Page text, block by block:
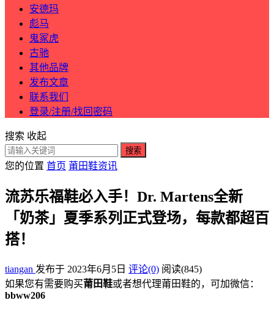
安德玛
彪马
鬼冢虎
古驰
其他品牌
发布文章
联系我们
登录/注册/找回密码
搜索 收起
搜索
您的位置 首页 莆田鞋资讯
流苏乐福鞋必入手！Dr. Martens全新
「奶茶」夏季系列正式登场，每款都超百
搭！
tiangan 发布于 2023年6月5日 评论(0) 阅读(845)
如果您有需要购买莆田鞋或者想代理莆田鞋的，可加微信：
bbww206